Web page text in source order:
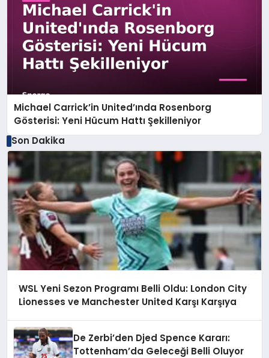
Michael Carrick’in United’ında Rosenborg
Gösterisi: Yeni Hücum Hattı Şekilleniyor
Son Dakika
WSL Yeni Sezon Programı Belli Oldu: London City
Lionesses ve Manchester United Karşı Karşıya
De Zerbi’den Djed Spence Kararı:
Tottenham’da Geleceği Belli Oluyor